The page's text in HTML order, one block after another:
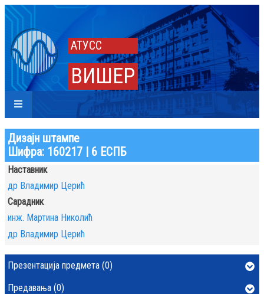
АТУСС
ВИШЕР
Дизајн штампе
Шифра: 160217 | 6 ЕСПБ
Наставник
др Владимир Церић
Сарадник
инж. Мартина Николић
др Владимир Церић
Презентација предмета (0)
Предавања (0)